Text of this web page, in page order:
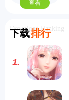
查看
下载排行
Download Ranking
1.